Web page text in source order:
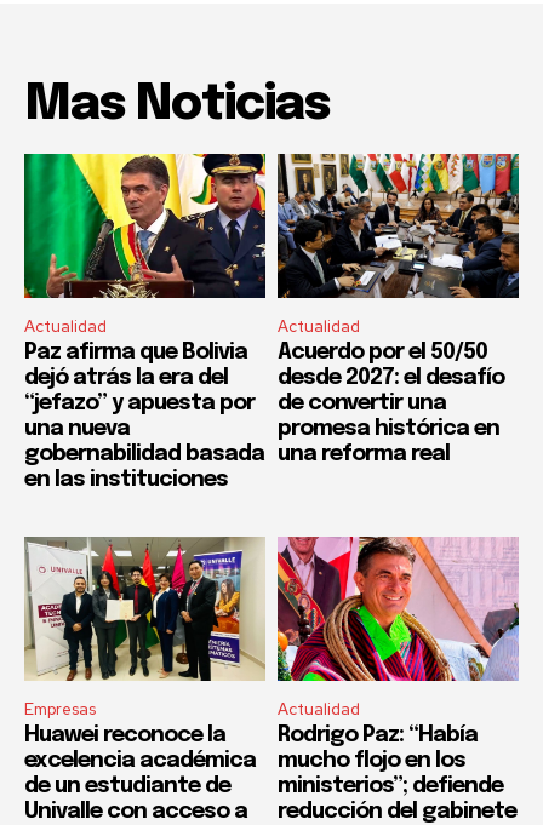
Mas Noticias
Actualidad
Paz afirma que Bolivia
dejó atrás la era del
“jefazo” y apuesta por
una nueva
gobernabilidad basada
en las instituciones
Actualidad
Acuerdo por el 50/50
desde 2027: el desafío
de convertir una
promesa histórica en
una reforma real
Empresas
Huawei reconoce la
excelencia académica
de un estudiante de
Univalle con acceso a
Actualidad
Rodrigo Paz: “Había
mucho flojo en los
ministerios”; defiende
reducción del gabinete